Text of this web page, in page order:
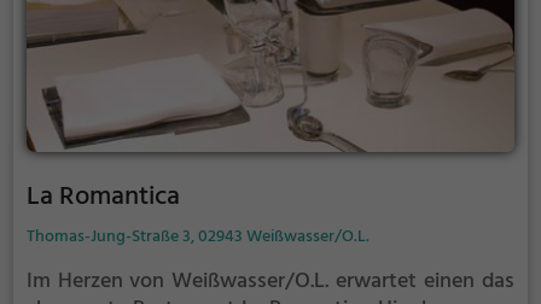
La Romantica
Thomas-Jung-Straße 3, 02943 Weißwasser/O.L.
Im Herzen von Weißwasser/O.L. erwartet einen das